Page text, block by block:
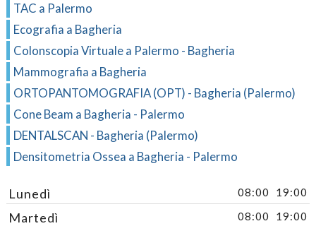
TAC a Palermo
Ecografia a Bagheria
Colonscopia Virtuale a Palermo - Bagheria
Mammografia a Bagheria
ORTOPANTOMOGRAFIA (OPT) - Bagheria (Palermo)
Cone Beam a Bagheria - Palermo
DENTALSCAN - Bagheria (Palermo)
Densitometria Ossea a Bagheria - Palermo
Lunedì 08:00 19:00
Martedì 08:00 19:00